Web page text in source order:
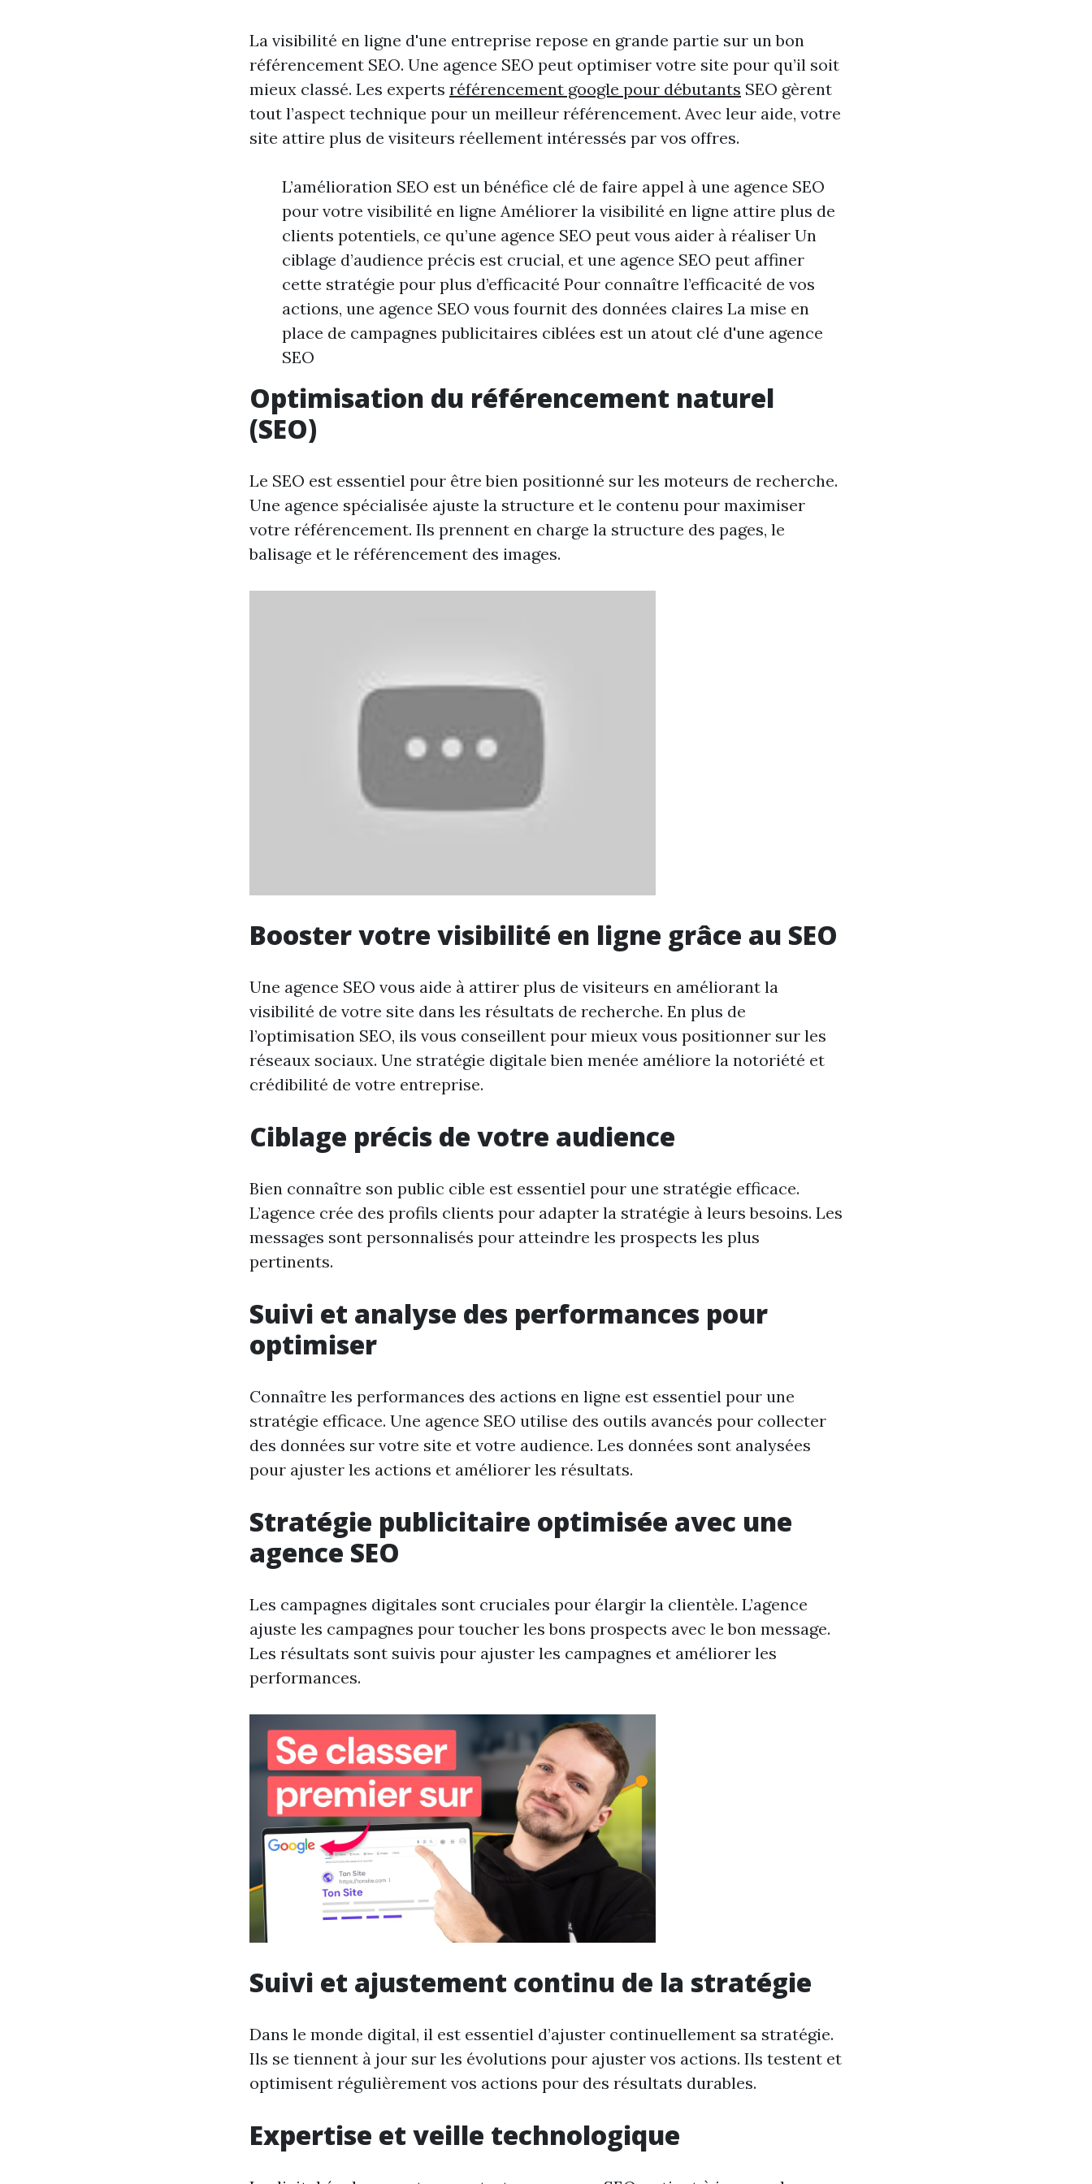
La visibilité en ligne d'une entreprise repose en grande partie sur un bon
référencement SEO. Une agence SEO peut optimiser votre site pour qu’il soit
mieux classé. Les experts référencement google pour débutants SEO gèrent
tout l’aspect technique pour un meilleur référencement. Avec leur aide, votre
site attire plus de visiteurs réellement intéressés par vos offres.
L’amélioration SEO est un bénéfice clé de faire appel à une agence SEO
pour votre visibilité en ligne Améliorer la visibilité en ligne attire plus de
clients potentiels, ce qu’une agence SEO peut vous aider à réaliser Un
ciblage d’audience précis est crucial, et une agence SEO peut affiner
cette stratégie pour plus d’efficacité Pour connaître l’efficacité de vos
actions, une agence SEO vous fournit des données claires La mise en
place de campagnes publicitaires ciblées est un atout clé d'une agence
SEO
Optimisation du référencement naturel
(SEO)
Le SEO est essentiel pour être bien positionné sur les moteurs de recherche.
Une agence spécialisée ajuste la structure et le contenu pour maximiser
votre référencement. Ils prennent en charge la structure des pages, le
balisage et le référencement des images.
Booster votre visibilité en ligne grâce au SEO
Une agence SEO vous aide à attirer plus de visiteurs en améliorant la
visibilité de votre site dans les résultats de recherche. En plus de
l’optimisation SEO, ils vous conseillent pour mieux vous positionner sur les
réseaux sociaux. Une stratégie digitale bien menée améliore la notoriété et
crédibilité de votre entreprise.
Ciblage précis de votre audience
Bien connaître son public cible est essentiel pour une stratégie efficace.
L’agence crée des profils clients pour adapter la stratégie à leurs besoins. Les
messages sont personnalisés pour atteindre les prospects les plus
pertinents.
Suivi et analyse des performances pour
optimiser
Connaître les performances des actions en ligne est essentiel pour une
stratégie efficace. Une agence SEO utilise des outils avancés pour collecter
des données sur votre site et votre audience. Les données sont analysées
pour ajuster les actions et améliorer les résultats.
Stratégie publicitaire optimisée avec une
agence SEO
Les campagnes digitales sont cruciales pour élargir la clientèle. L’agence
ajuste les campagnes pour toucher les bons prospects avec le bon message.
Les résultats sont suivis pour ajuster les campagnes et améliorer les
performances.
Suivi et ajustement continu de la stratégie
Dans le monde digital, il est essentiel d’ajuster continuellement sa stratégie.
Ils se tiennent à jour sur les évolutions pour ajuster vos actions. Ils testent et
optimisent régulièrement vos actions pour des résultats durables.
Expertise et veille technologique